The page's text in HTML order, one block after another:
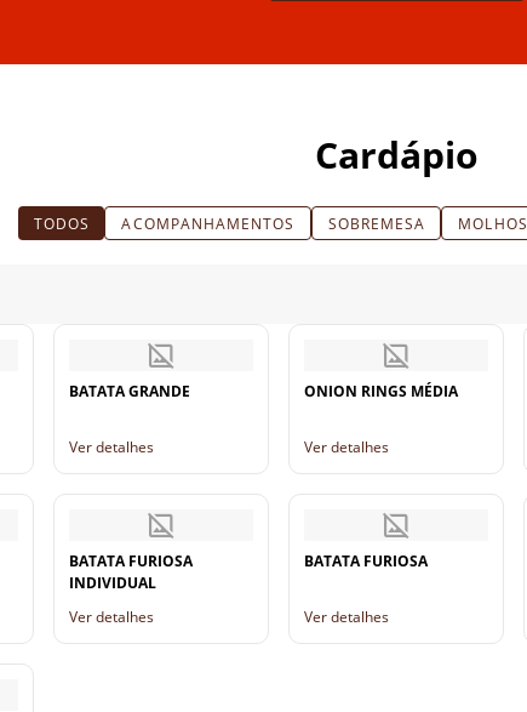
Cardápio
TODOS ACOMPANHAMENTOS SOBREMESA MOLHOS
BATATA GRANDE
Ver detalhes
ONION RINGS MÉDIA
Ver detalhes
BATATA FURIOSA
INDIVIDUAL
Ver detalhes
BATATA FURIOSA
Ver detalhes